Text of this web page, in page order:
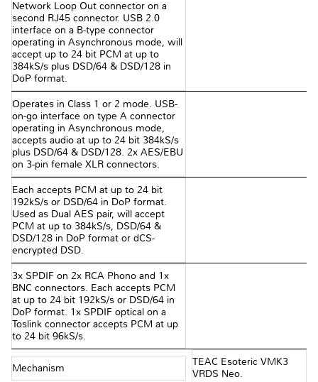
Network Loop Out connector on a
second RJ45 connector. USB 2.0
interface on a B-type connector
operating in Asynchronous mode, will
accept up to 24 bit PCM at up to
384kS/s plus DSD/64 & DSD/128 in
DoP format.
Operates in Class 1 or 2 mode. USB-
on-go interface on type A connector
operating in Asynchronous mode,
accepts audio at up to 24 bit 384kS/s
plus DSD/64 & DSD/128. 2x AES/EBU
on 3-pin female XLR connectors.
Each accepts PCM at up to 24 bit
192kS/s or DSD/64 in DoP format.
Used as Dual AES pair, will accept
PCM at up to 384kS/s, DSD/64 &
DSD/128 in DoP format or dCS-
encrypted DSD.
3x SPDIF on 2x RCA Phono and 1x
BNC connectors. Each accepts PCM
at up to 24 bit 192kS/s or DSD/64 in
DoP format. 1x SPDIF optical on a
Toslink connector accepts PCM at up
to 24 bit 96kS/s.
Mechanism
TEAC Esoteric VMK3
VRDS Neo.